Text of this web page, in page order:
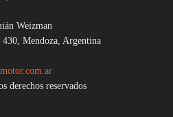
Weizman
Mendoza, Argentina
derechos reservados